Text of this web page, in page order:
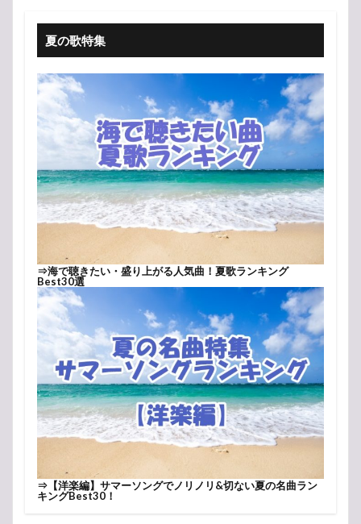
夏の歌特集
⇒海で聴きたい・盛り上がる人気曲！夏歌ランキング
Best30選
⇒ 【洋楽編】サマーソングでノリノリ&切ない夏の名曲ラン
キングBest30！